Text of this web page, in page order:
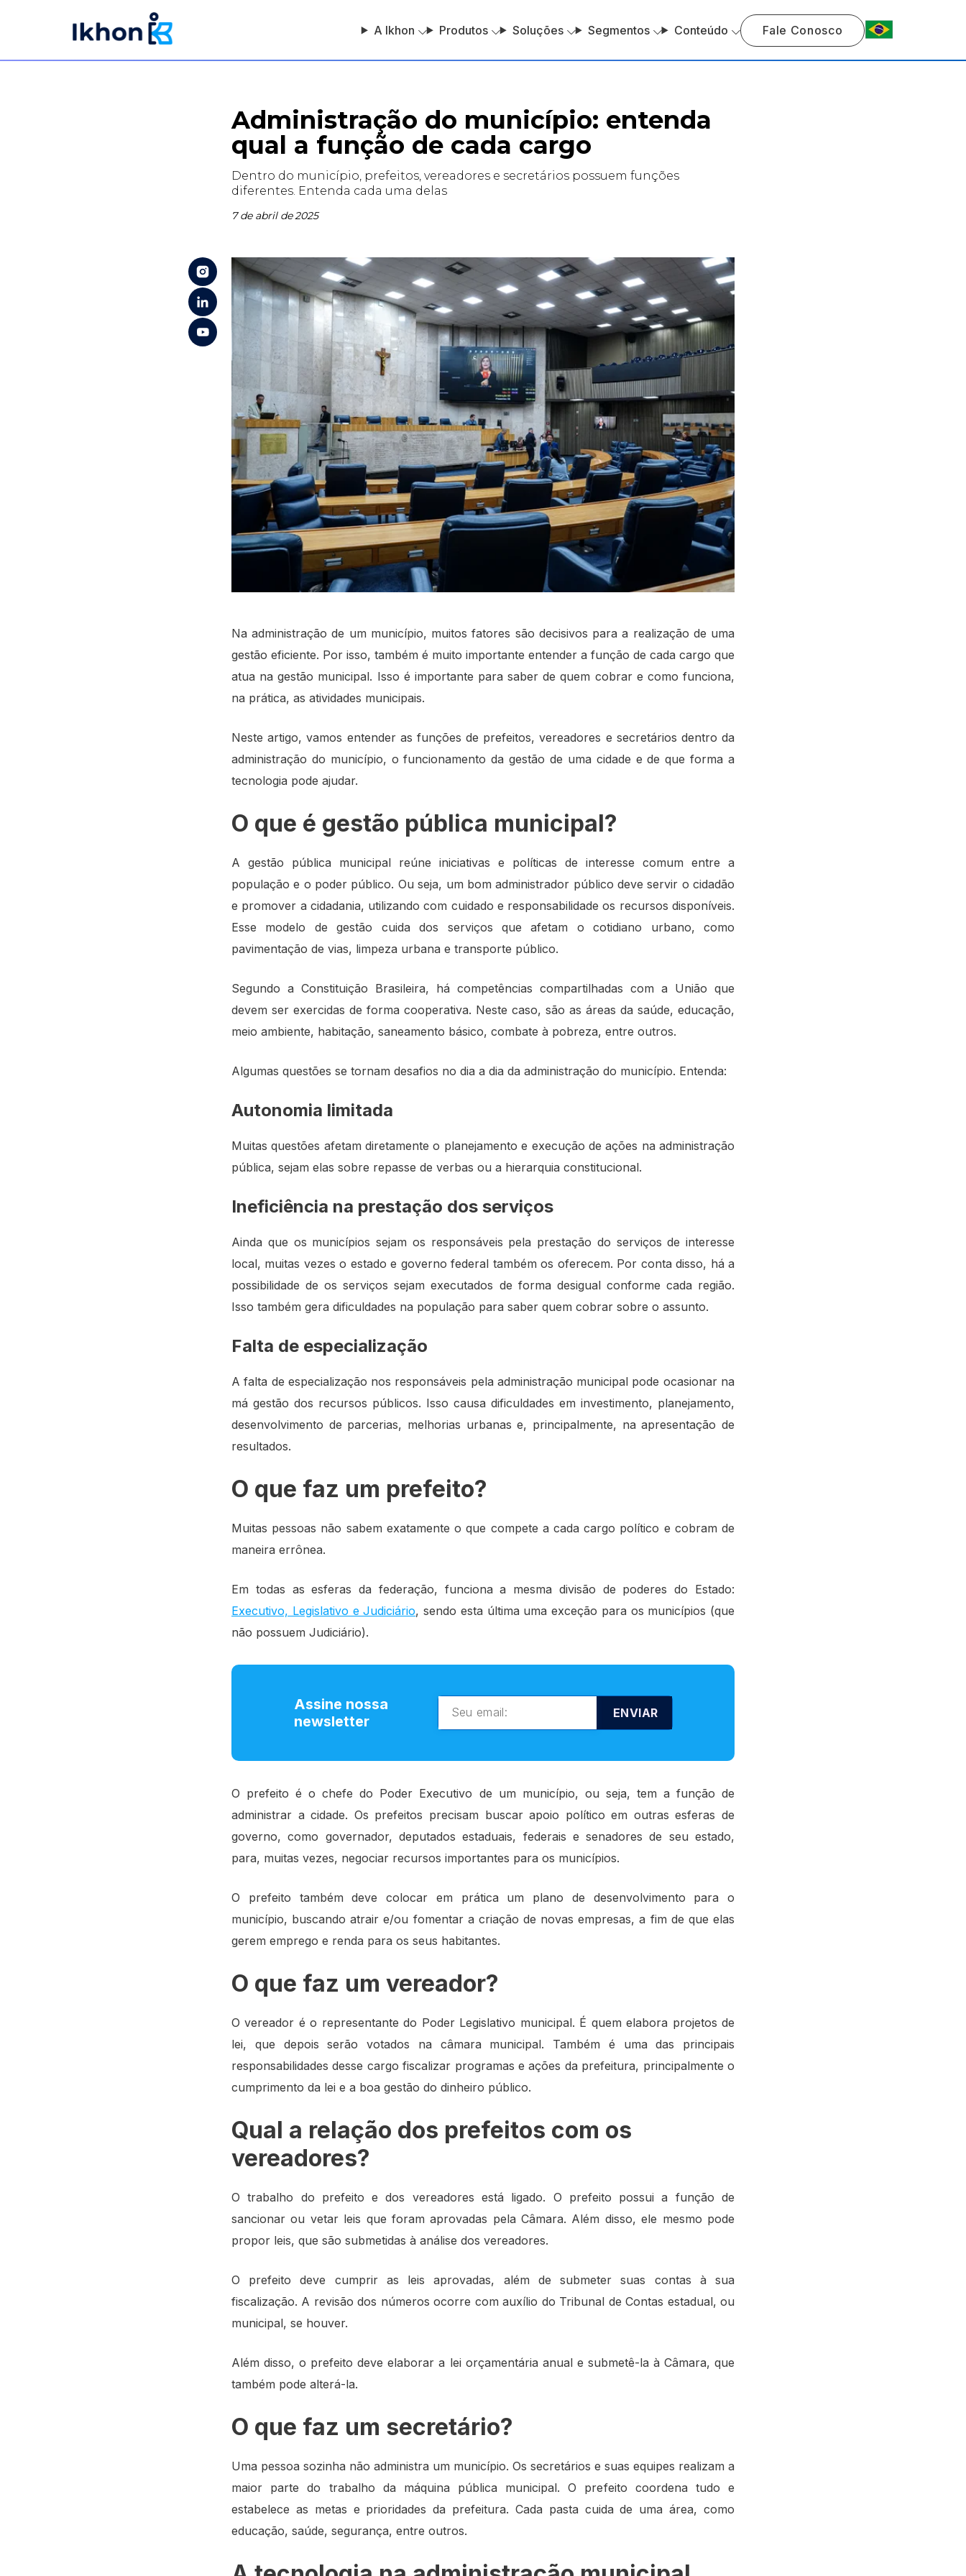
A Ikhon Produtos Soluções Segmentos Conteúdo Fale Conosco
Administração do município: entenda
qual a função de cada cargo
Dentro do município, prefeitos, vereadores e secretários possuem funções
diferentes. Entenda cada uma delas
7 de abril de 2025
Na administração de um município, muitos fatores são decisivos para a realização de uma
gestão eficiente. Por isso, também é muito importante entender a função de cada cargo que
atua na gestão municipal. Isso é importante para saber de quem cobrar e como funciona,
na prática, as atividades municipais.
Neste artigo, vamos entender as funções de prefeitos, vereadores e secretários dentro da
administração do município, o funcionamento da gestão de uma cidade e de que forma a
tecnologia pode ajudar.
O que é gestão pública municipal?
A gestão pública municipal reúne iniciativas e políticas de interesse comum entre a
população e o poder público. Ou seja, um bom administrador público deve servir o cidadão
e promover a cidadania, utilizando com cuidado e responsabilidade os recursos disponíveis.
Esse modelo de gestão cuida dos serviços que afetam o cotidiano urbano, como
pavimentação de vias, limpeza urbana e transporte público.
Segundo a Constituição Brasileira, há competências compartilhadas com a União que
devem ser exercidas de forma cooperativa. Neste caso, são as áreas da saúde, educação,
meio ambiente, habitação, saneamento básico, combate à pobreza, entre outros.
Algumas questões se tornam desafios no dia a dia da administração do município. Entenda:
Autonomia limitada
Muitas questões afetam diretamente o planejamento e execução de ações na administração
pública, sejam elas sobre repasse de verbas ou a hierarquia constitucional.
Ineficiência na prestação dos serviços
Ainda que os municípios sejam os responsáveis pela prestação do serviços de interesse
local, muitas vezes o estado e governo federal também os oferecem. Por conta disso, há a
possibilidade de os serviços sejam executados de forma desigual conforme cada região.
Isso também gera dificuldades na população para saber quem cobrar sobre o assunto.
Falta de especialização
A falta de especialização nos responsáveis pela administração municipal pode ocasionar na
má gestão dos recursos públicos. Isso causa dificuldades em investimento, planejamento,
desenvolvimento de parcerias, melhorias urbanas e, principalmente, na apresentação de
resultados.
O que faz um prefeito?
Muitas pessoas não sabem exatamente o que compete a cada cargo político e cobram de
maneira errônea.
Em todas as esferas da federação, funciona a mesma divisão de poderes do Estado:
Executivo, Legislativo e Judiciário, sendo esta última uma exceção para os municípios (que
não possuem Judiciário).
Assine nossa
newsletter
ENVIAR
O prefeito é o chefe do Poder Executivo de um município, ou seja, tem a função de
administrar a cidade. Os prefeitos precisam buscar apoio político em outras esferas de
governo, como governador, deputados estaduais, federais e senadores de seu estado,
para, muitas vezes, negociar recursos importantes para os municípios.
O prefeito também deve colocar em prática um plano de desenvolvimento para o
município, buscando atrair e/ou fomentar a criação de novas empresas, a fim de que elas
gerem emprego e renda para os seus habitantes.
O que faz um vereador?
O vereador é o representante do Poder Legislativo municipal. É quem elabora projetos de
lei, que depois serão votados na câmara municipal. Também é uma das principais
responsabilidades desse cargo fiscalizar programas e ações da prefeitura, principalmente o
cumprimento da lei e a boa gestão do dinheiro público.
Qual a relação dos prefeitos com os
vereadores?
O trabalho do prefeito e dos vereadores está ligado. O prefeito possui a função de
sancionar ou vetar leis que foram aprovadas pela Câmara. Além disso, ele mesmo pode
propor leis, que são submetidas à análise dos vereadores.
O prefeito deve cumprir as leis aprovadas, além de submeter suas contas à sua
fiscalização. A revisão dos números ocorre com auxílio do Tribunal de Contas estadual, ou
municipal, se houver.
Além disso, o prefeito deve elaborar a lei orçamentária anual e submetê-la à Câmara, que
também pode alterá-la.
O que faz um secretário?
Uma pessoa sozinha não administra um município. Os secretários e suas equipes realizam a
maior parte do trabalho da máquina pública municipal. O prefeito coordena tudo e
estabelece as metas e prioridades da prefeitura. Cada pasta cuida de uma área, como
educação, saúde, segurança, entre outros.